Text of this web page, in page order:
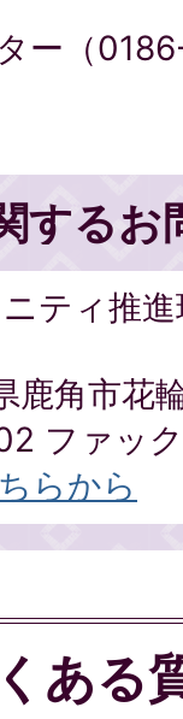
ー（
するお
ティ推
角市花
ファッ
らから
ある